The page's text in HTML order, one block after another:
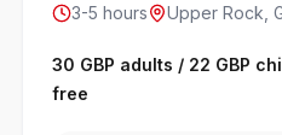
3-5 hours Upper Rock,
30 GBP adults / 22 GBP
free